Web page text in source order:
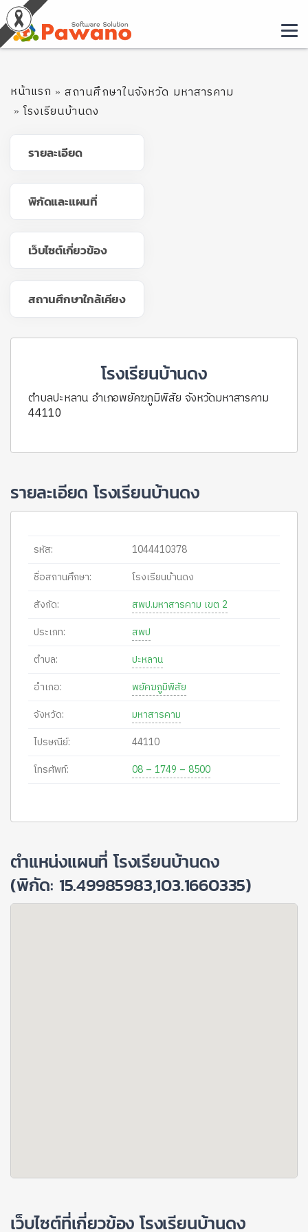
หน้าแรก
สถานศึกษาในจังหวัด มหาสารคาม
โรงเรียนบ้านดง
รายละเอียด
พิกัดและแผนที่
เว็บไซต์เกี่ยวข้อง
สถานศึกษาใกล้เคียง
โรงเรียนบ้านดง
ตำบลปะหลาน อำเภอพยัคฆภูมิพิสัย จังหวัดมหาสารคาม
44110
รายละเอียด โรงเรียนบ้านดง
รหัส:
1044410378
ชื่อสถานศึกษา:
โรงเรียนบ้านดง
สังกัด:
สพป.มหาสารคาม เขต 2
ประเภท:
สพป
ตำบล:
ปะหลาน
อำเภอ:
พยัคฆภูมิพิสัย
จังหวัด:
มหาสารคาม
ไปรษณีย์:
44110
โทรศัพท์:
08 – 1749 – 8500
ตำแหน่งแผนที่ โรงเรียนบ้านดง
(พิกัด: 15.49985983,103.1660335)
เว็บไซต์ที่เกี่ยวข้อง โรงเรียนบ้านดง